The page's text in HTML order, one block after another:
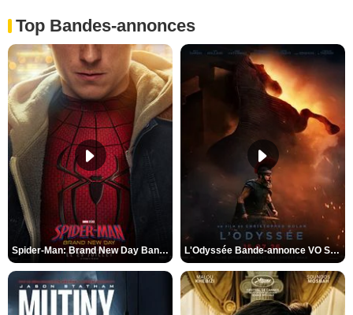
Top Bandes-annonces
Spider-Man: Brand New Day Bande-annonce VO STFR L'Odyssée Bande-annonce VO STFR